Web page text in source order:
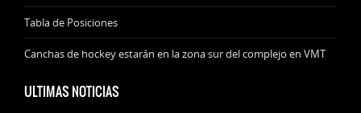
Tabla de Posiciones
Canchas de hockey estarán en la zona sur del complejo en VMT
ULTIMAS NOTICIAS